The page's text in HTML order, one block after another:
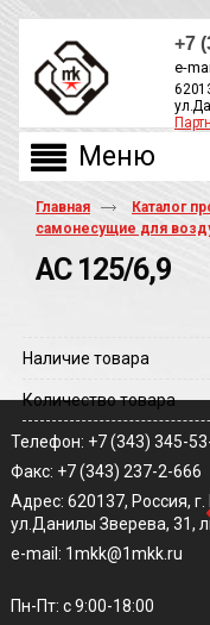
+7
e-
Главная Каталог
самонесущие для
АС 125/6,9
Наличие товара
Количество товара
Телефон: +7 (343) 345-
Факс: +7 (343) 237-2-666
Адрес: 620137, Россия, г.
ул.Данилы Зверева, 31,
e-mail: 1mkk@1mkk.ru
Пн-Пт: с 9:00-18:00